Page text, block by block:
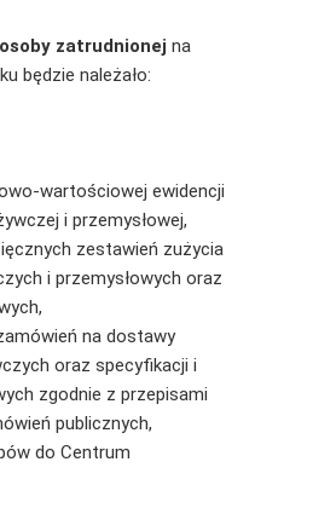
zatrudnionej na
będzie należało:
wartościowej ewidencji
i przemysłowej,
zestawień zużycia
i przemysłowych oraz
na dostawy
oraz specyfikacji i
zgodnie z przepisami
publicznych,
do Centrum